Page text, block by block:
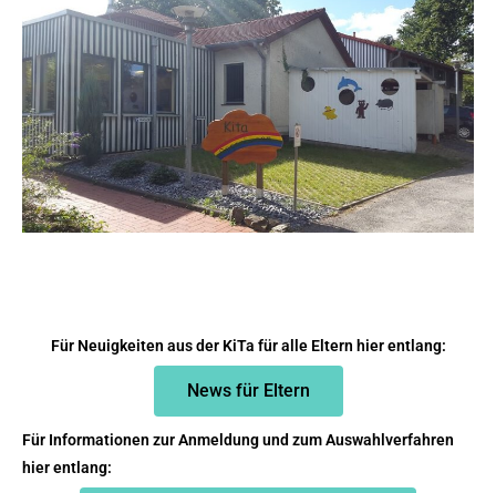
Für Neuigkeiten aus der KiTa für alle Eltern hier entlang:
News für Eltern
Für Informationen zur Anmeldung und zum Auswahlverfahren
hier entlang: